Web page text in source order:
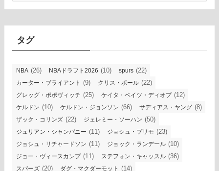
カ
タグ
NBA (26) NBAドラフト2026 (10) spurs (22)
カーター・ブライアント (9) クリス・ポール (22)
グレッグ・ポポヴィッチ (25) ケイタ・ベイツ・ディオプ(12)
ケルドン (10) ケルドン・ジョンソン (66) サディアス・ヤング (8)
ザック・コリンズ (22) ジェレミー・ソーハン (50)
ジュリアン・シャンパニー (11) ジョシュ・プリモ (23)
ジョシュ・リチャードソン (11) ジョック・ランデール (10)
ジョー・ヴィースカンプ(11) ステフォン・キャッスル (36)
スパーズ (20) ダグ・マクダーモット (14)